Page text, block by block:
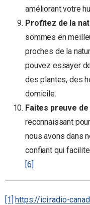
améliorant votre
Profitez de la
sommes en
proches de la
pouvez essayer
des plantes, des
domicile.
Faites preuve
reconnaissant
nous avons dans
confiant qui
[6]
[1] https://ici.radio-